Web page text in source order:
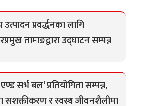
प्रवर्द्धनका लागि
तामाङद्वारा उद्घाटन सम्पन्न
सर्भ बल’ प्रतियोगिता सम्पन्न,
सशक्तीकरण र स्वस्थ जीवनशैलीमा